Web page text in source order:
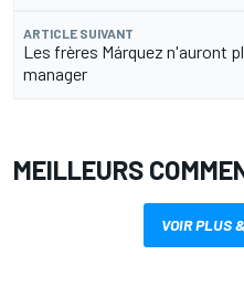
ARTICLE SUIVANT
Les frères Márquez n'auront
manager
MEILLEURS
VOIR PLUS